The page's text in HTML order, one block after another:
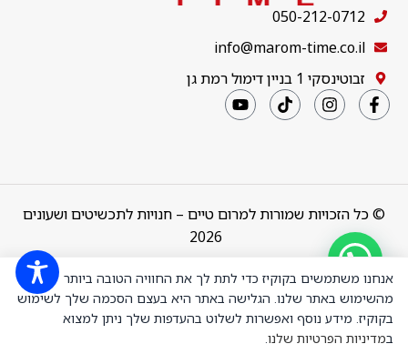
050-212-0712
info@marom-time.co.il
זבוטינסקי 1 בניין דימול רמת גן
© כל הזכויות שמורות למרום טיים – חנויות לתכשיטים ושעונים
2026
Design & Code bythebuildup
Bracelets
אנחנו משתמשים בקוקיז כדי לתת לך את החוויה הטובה ביותר
מהשימוש באתר שלנו. הגלישה באתר היא בעצם הסכמה שלך לשימוש
בקוקיז. מידע נוסף ואפשרות לשלוט בהעדפות שלך ניתן למצוא
במדיניות הפרטיות שלנו.